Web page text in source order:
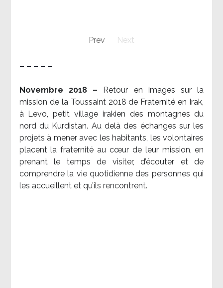
Prev Next
– – – – –
Novembre 2018 –
Retour en images sur la
mission de la Toussaint 2018 de Fraternité en Irak,
à Levo, petit village irakien des montagnes du
nord du Kurdistan. Au delà des échanges sur les
projets à mener avec les habitants, les volontaires
placent la fraternité au cœur de leur mission, en
prenant le temps de visiter, d’écouter et de
comprendre la vie quotidienne des personnes qui
les accueillent et qu’ils rencontrent.